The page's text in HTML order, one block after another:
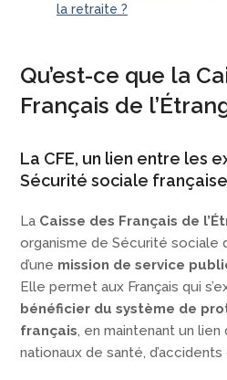
la retraite ?
Qu’est-ce que la
Français de
La CFE, un lien entre les
Sécurité sociale française
La Caisse des Français de
organisme de Sécurité sociale
d’une mission de service
Elle permet aux Français qui
bénéficier du système de
français, en maintenant un
nationaux de santé,